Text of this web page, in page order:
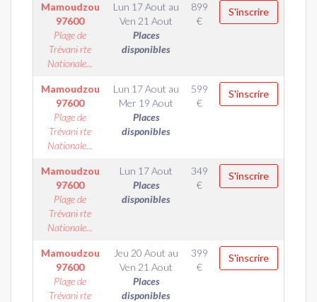
Mamoudzou
97600
Plage de
Trévani rte
Nationale...
Lun 17 Aout au
Ven 21 Aout
Places
disponibles
899
€
S'inscrire
Mamoudzou
97600
Plage de
Trévani rte
Nationale...
Lun 17 Aout au
Mer 19 Aout
Places
disponibles
599
€
S'inscrire
Mamoudzou
97600
Plage de
Trévani rte
Nationale...
Lun 17 Aout
Places
disponibles
349
€
S'inscrire
Mamoudzou
97600
Plage de
Trévani rte
Jeu 20 Aout au
Ven 21 Aout
Places
disponibles
399
€
S'inscrire